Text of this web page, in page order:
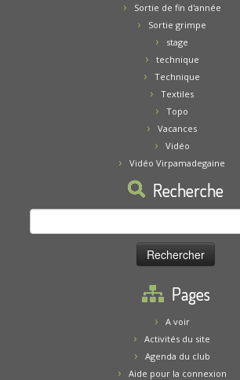
Sortie de fin d'année
Sortie grimpe
stage
technique
Technique
Textiles
Topo
Vacances
Vidéo
Vidéo Virpamadegaine
Recherche
Rechercher :
Pages
A voir
Activités du site
Agenda du club
Aide pour la connexion